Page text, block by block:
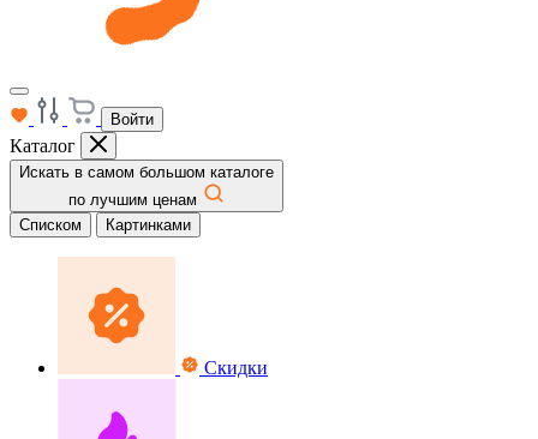
Войти
Каталог
Искать в самом большом каталоге
по лучшим ценам
Списком
Картинками
Скидки